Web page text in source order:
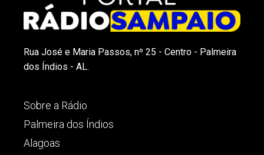
Rua José e Maria Passos, nº 25 - Centro - Palmeira
dos Índios - AL.
Sobre a Rádio
Palmeira dos Índios
Alagoas